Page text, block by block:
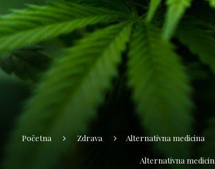
Početna Zdrava Alternativna medicina
Alternativna